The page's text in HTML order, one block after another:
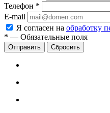
Телефон *
E-mail
Я согласен на обработку
* — Обязательные поля
Сбросить